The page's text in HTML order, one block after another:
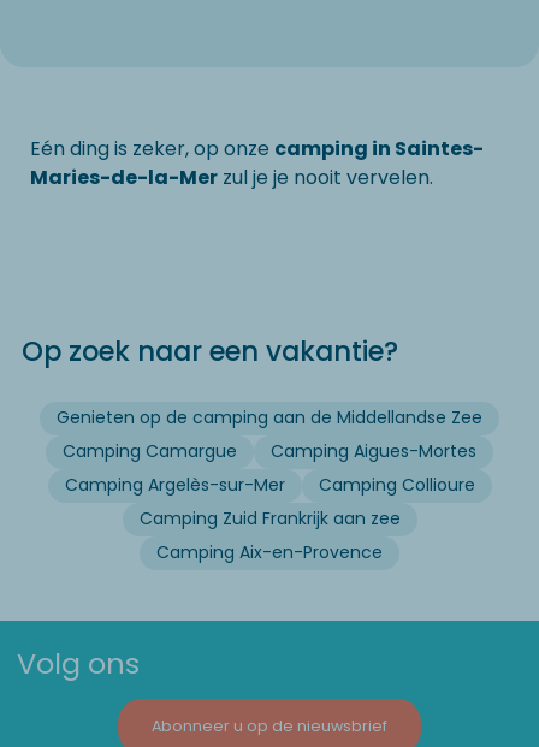
Eén ding is zeker, op onze camping in Saintes-
Maries-de-la-Merzul je je nooit vervelen.
Op zoek naar een vakantie?
Genieten op de camping aan de Middellandse Zee
Camping Camargue
Camping Aigues-Mortes
Camping Argelès-sur-Mer
Camping Collioure
Camping Zuid Frankrijk aan zee
Camping Aix-en-Provence
Volg ons
Abonneer u op de nieuwsbrief